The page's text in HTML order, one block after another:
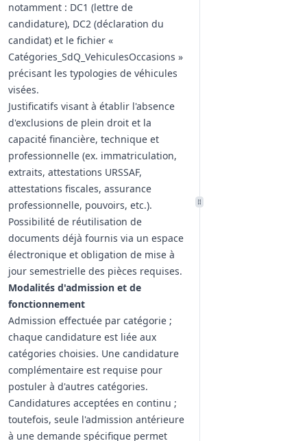
notamment : DC1 (lettre de
candidature), DC2 (déclaration du
candidat) et le fichier «
Catégories_SdQ_VehiculesOccasions »
précisant les typologies de véhicules
visées.
Justificatifs visant à établir l'absence
d'exclusions de plein droit et la
capacité financière, technique et
professionnelle (ex. immatriculation,
extraits, attestations URSSAF,
attestations fiscales, assurance
professionnelle, pouvoirs, etc.).
Possibilité de réutilisation de
documents déjà fournis via un espace
électronique et obligation de mise à
jour semestrielle des pièces requises.
Modalités d'admission et de
fonctionnement
Admission effectuée par catégorie ;
chaque candidature est liée aux
catégories choisies. Une candidature
complémentaire est requise pour
postuler à d'autres catégories.
Candidatures acceptées en continu ;
toutefois, seule l'admission antérieure
à une demande spécifique permet